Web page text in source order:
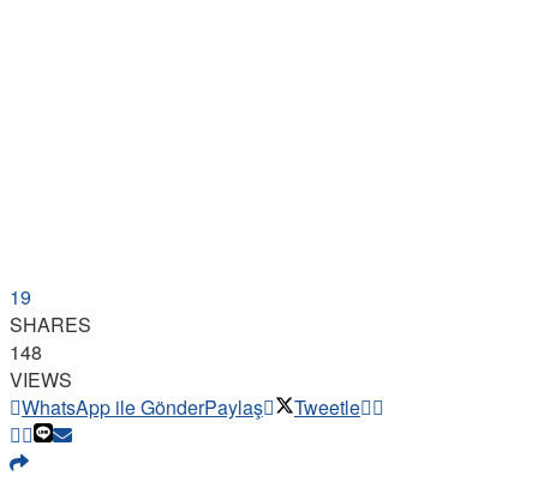
19
SHARES
148
VIEWS
WhatsApp ile GönderPaylaş Tweetle